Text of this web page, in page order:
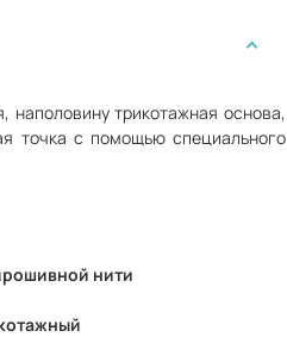
трикотажная основа,
точка с помощью специального
нити